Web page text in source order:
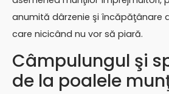
anumită dârzenie şi încăpăţânare
care nicicând nu vor să piară.
Câmpulungul şi
de la poalele